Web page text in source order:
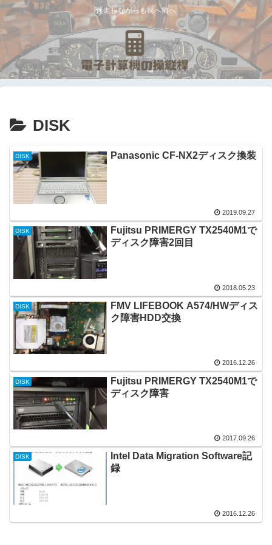
迷走しながらも前へ前へ
DISK
DISK Panasonic CF-NX2ディスク換装
2019.09.27
DISK
Fujitsu PRIMERGY TX2540M1で
ディスク障害2回目
2018.05.23
DISK
FMV LIFEBOOK A574/HWディス
ク障害HDD交換
2016.12.26
DISK
Fujitsu PRIMERGY TX2540M1で
ディスク障害
2017.09.26
DISK
Intel Data Migration Software記
録
2016.12.26